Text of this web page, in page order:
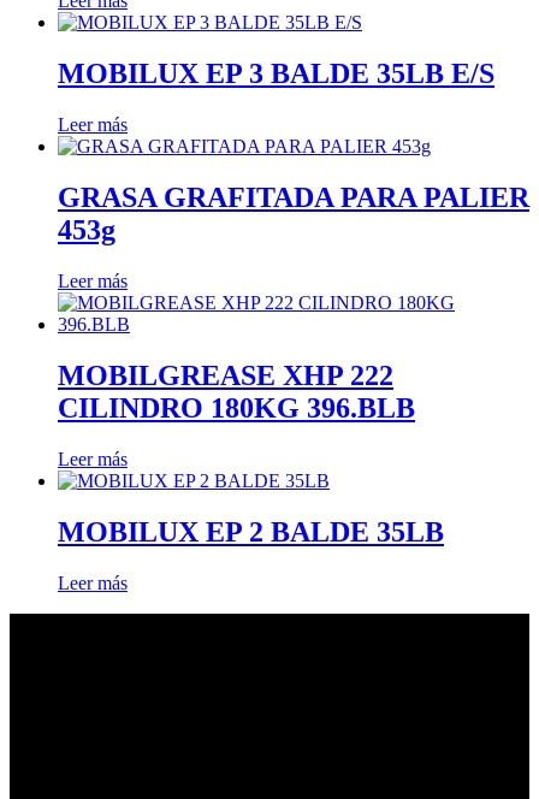
MOBILUX EP 3 BALDE 35LB E/S
Leer más
GRASA GRAFITADA PARA PALIER
453g
Leer más
MOBILGREASE XHP 222
CILINDRO 180KG 396.BLB
Leer más
MOBILUX EP 2 BALDE 35LB
Leer más